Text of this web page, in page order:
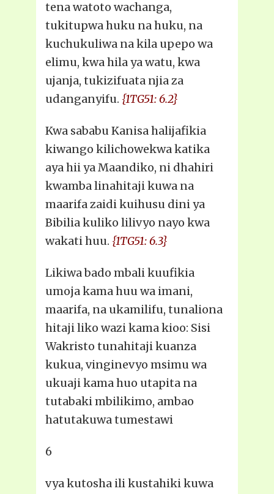
tena watoto wachanga,
tukitupwa huku na huku, na
kuchukuliwa na kila upepo wa
elimu, kwa hila ya watu, kwa
ujanja, tukizifuata njia za
udanganyifu. {1TG51: 6.2}
Kwa sababu Kanisa halijafikia
kiwango kilichowekwa katika
aya hii ya Maandiko, ni dhahiri
kwamba linahitaji kuwa na
maarifa zaidi kuihusu dini ya
Bibilia kuliko lilivyo nayo kwa
wakati huu. {1TG51: 6.3}
Likiwa bado mbali kuufikia
umoja kama huu wa imani,
maarifa, na ukamilifu, tunaliona
hitaji liko wazi kama kioo: Sisi
Wakristo tunahitaji kuanza
kukua, vinginevyo msimu wa
ukuaji kama huo utapita na
tutabaki mbilikimo, ambao
hatutakuwa tumestawi
6
vya kutosha ili kustahiki kuwa